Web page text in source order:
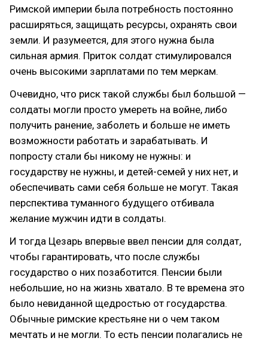
Римской империи была потребность постоянно
расширяться, защищать ресурсы, охранять свои
земли. И разумеется, для этого нужна была
сильная армия. Приток солдат стимулировался
очень высокими зарплатами по тем меркам.
Очевидно, что риск такой службы был большой —
солдаты могли просто умереть на войне, либо
получить ранение, заболеть и больше не иметь
возможности работать и зарабатывать. И
попросту стали бы никому не нужны: и
государству не нужны, и детей-семей у них нет, и
обеспечивать сами себя больше не могут. Такая
перспектива туманного будущего отбивала
желание мужчин идти в солдаты.
И тогда Цезарь впервые ввел пенсии для солдат,
чтобы гарантировать, что после службы
государство о них позаботится. Пенсии были
небольшие, но на жизнь хватало. В те времена это
было невиданной щедростью от государства.
Обычные римские крестьяне ни о чем таком
мечтать и не могли. То есть пенсии полагались не